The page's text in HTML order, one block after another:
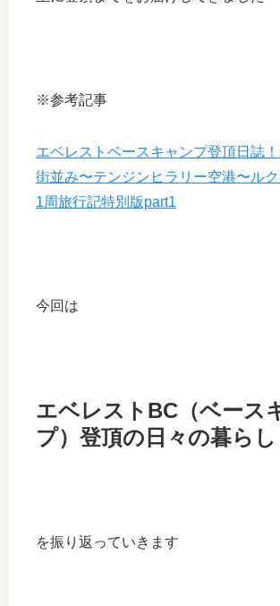
※参考記事
エベレストベースキャンプ登頂日誌
街並み〜テンジンヒラリー空港〜ル
1周旅行記特別版part1
今回は
エベレストBC（ベース
プ）登頂の日々の暮らし
を振り返っていきます